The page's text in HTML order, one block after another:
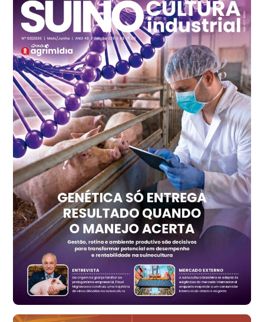
cx
Ovo Branco - Regional
Recife (PE)
R$ 147,74
cx
Ovo Vermelho - Regional
Recife (PE)
R$ 157,72
cx